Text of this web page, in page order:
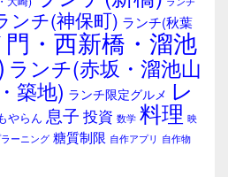
ンチ(神保町) ランチ(秋葉
・西新橋・溜池
ランチ(赤坂・溜池山
築地) ランチ限定グルメ レ
やらん 息子 投資 数学 料理 映
ーニング 糖質制限 自作アプリ 自作物